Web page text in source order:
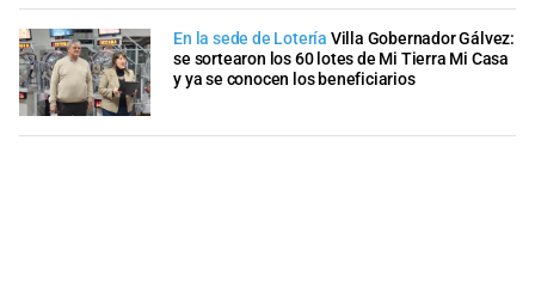
En la sede de Lotería Villa Gobernador Gálvez:
se sortearon los 60 lotes de Mi Tierra Mi Casa
y ya se conocen los beneficiarios